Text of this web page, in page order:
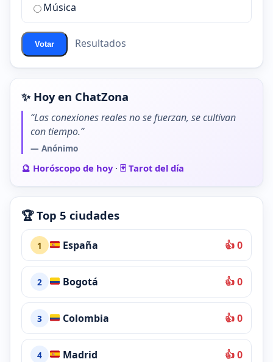
ChatZona?
Música
Votar Resultados
✨ Hoy en ChatZona
“Las conexiones reales no se fuerzan, se cultivan
con tiempo.”
— Anónimo
🔮 Horóscopo de hoy· 🃏 Tarot del día
🏆 Top 5 ciudades
1 España 👍 0
2 Bogotá 👍 0
3 Colombia 👍 0
4 Madrid 👍 0